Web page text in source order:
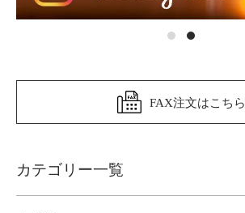
FAX注文はこちら
カテゴリー一覧